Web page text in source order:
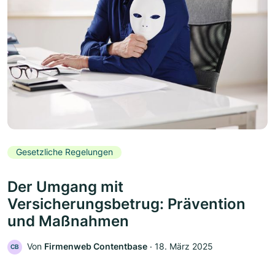
Gesetzliche Regelungen
Der Umgang mit
Versicherungsbetrug: Prävention
und Maßnahmen
CB Von Firmenweb Contentbase ‧ 18. März 2025